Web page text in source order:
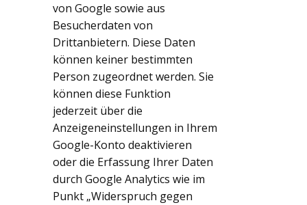
von Google sowie aus
Besucherdaten von
Drittanbietern. Diese Daten
können keiner bestimmten
Person zugeordnet werden. Sie
können diese Funktion
jederzeit über die
Anzeigeneinstellungen in Ihrem
Google-Konto deaktivieren
oder die Erfassung Ihrer Daten
durch Google Analytics wie im
Punkt „Widerspruch gegen